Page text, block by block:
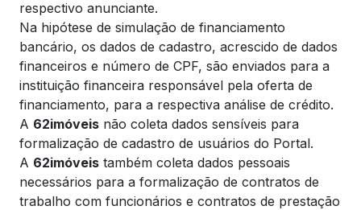
respectivo anunciante.
Na hipótese de simulação de financiamento
bancário, os dados de cadastro, acrescido de dados
financeiros e número de CPF, são enviados para a
instituição financeira responsável pela oferta de
financiamento, para a respectiva análise de crédito.
A 62imóveis não coleta dados sensíveis para
formalização de cadastro de usuários do Portal.
A 62imóveis também coleta dados pessoais
necessários para a formalização de contratos de
trabalho com funcionários e contratos de prestação